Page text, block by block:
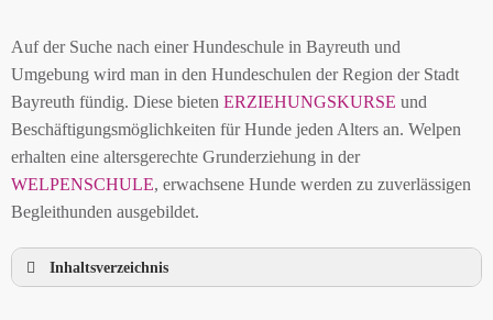
Auf der Suche nach einer Hundeschule in Bayreuth und
Umgebung wird man in den Hundeschulen der Region der Stadt
Bayreuth fündig. Diese bieten ERZIEHUNGSKURSE und
Beschäftigungsmöglichkeiten für Hunde jeden Alters an. Welpen
erhalten eine altersgerechte Grunderziehung in der
WELPENSCHULE, erwachsene Hunde werden zu zuverlässigen
Begleithunden ausgebildet.
Inhaltsverzeichnis